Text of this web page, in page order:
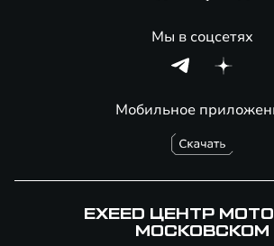
Мобильное
Мы в соцсетях
EXEED ЦЕНТР
МОСКОВСКОМ